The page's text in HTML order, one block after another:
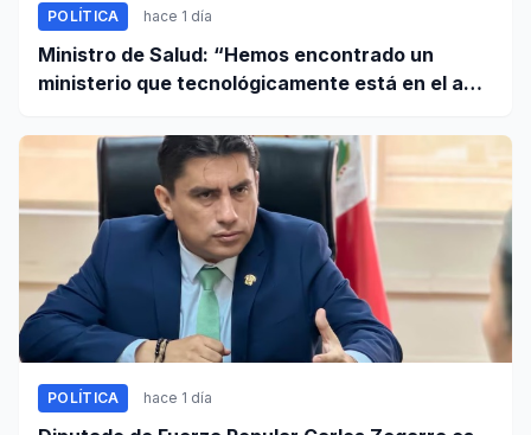
POLÍTICA hace 1 día
Ministro de Salud: “Hemos encontrado un
ministerio que tecnológicamente está en el año
POLÍTICA hace 1 día